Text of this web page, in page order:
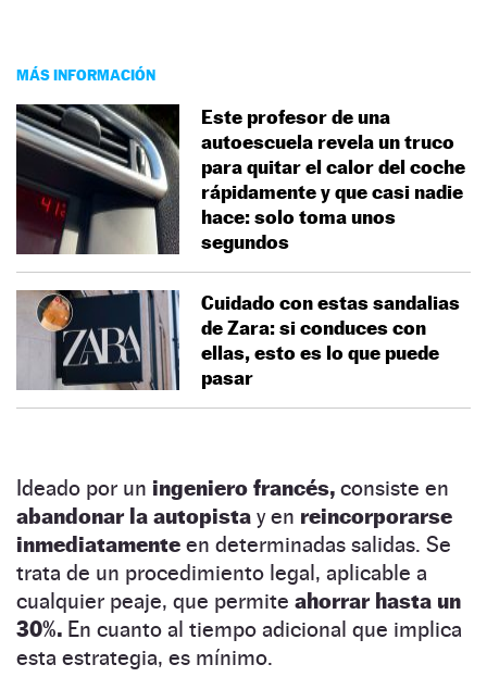
MÁS INFORMACIÓN
Este profesor de una
autoescuela revela un truco
para quitar el calor del coche
rápidamente y que casi nadie
hace: solo toma unos
segundos
Cuidado con estas sandalias
de Zara: si conduces con
ellas, esto es lo que puede
pasar
Ideado por un ingeniero francés, consiste en
abandonar la autopista y en reincorporarse
inmediatamente en determinadas salidas. Se
trata de un procedimiento legal, aplicable a
cualquier peaje, que permite ahorrar hasta un
30%. En cuanto al tiempo adicional que implica
esta estrategia, es mínimo.